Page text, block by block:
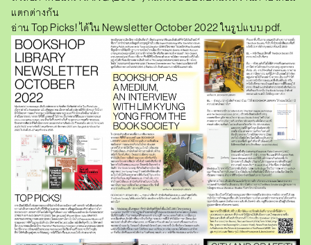
แตกต่างกัน
อ่าน Top Picks! ได้ใน Newsletter October 2022 ในรูปแบบ pdf.